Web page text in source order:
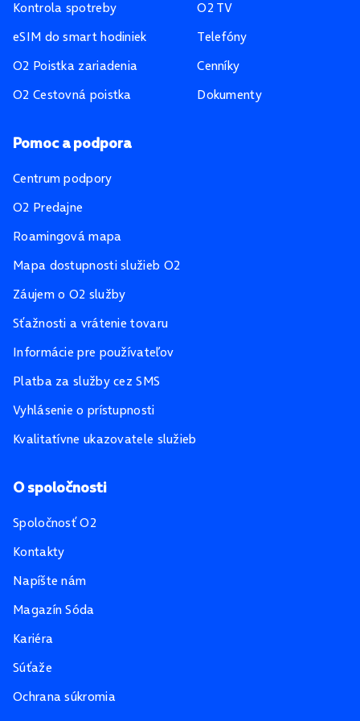
Kontrola spotreby
eSIM do smart hodiniek
O2 Poistka zariadenia
O2 Cestovná poistka
O2 TV
Telefóny
Cenníky
Dokumenty
Pomoc a podpora
Centrum podpory
O2 Predajne
Roamingová mapa
Mapa dostupnosti služieb O2
Záujem o O2 služby
Sťažnosti a vrátenie tovaru
Informácie pre používateľov
Platba za služby cez SMS
Vyhlásenie o prístupnosti
Kvalitatívne ukazovatele služieb
O spoločnosti
Spoločnosť O2
Kontakty
Napíšte nám
Magazín Sóda
Kariéra
Súťaže
Ochrana súkromia